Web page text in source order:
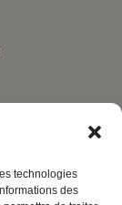
technologies
des